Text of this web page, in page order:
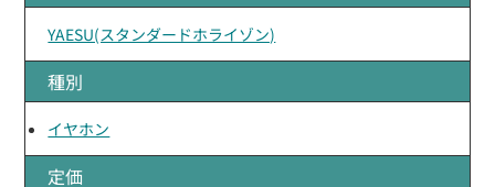
YAESU(スタンダードホライゾン)
種別
イヤホン
定価